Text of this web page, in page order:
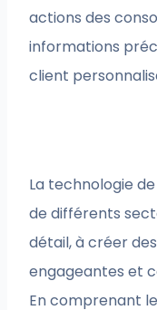
actions des
informations
client
La technologie
de différents
détail, à créer
engageantes et
En comprenant